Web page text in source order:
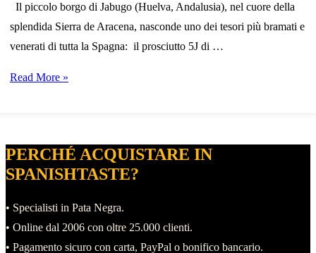
Il piccolo borgo di Jabugo (Huelva, Andalusia), nel cuore della
splendida Sierra de Aracena, nasconde uno dei tesori più bramati e
venerati di tutta la Spagna: il prosciutto 5J di …
Il
Sánchez
Romero
Read More »
PERCHÉ ACQUISTARE IN
SPANISHTASTE?
• Specialisti in Pata Negra.
• Online dal 2006 con oltre 25.000 clienti.
• Pagamento sicuro con carta, PayPal o bonifico bancario.